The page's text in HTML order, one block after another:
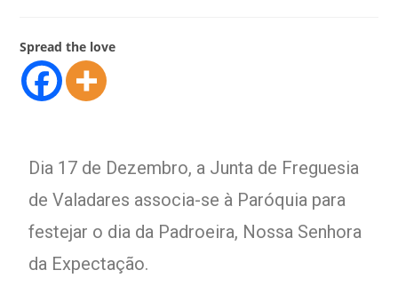
Spread the love
Dia 17 de Dezembro, a Junta de Freguesia
de Valadares associa-se à Paróquia para
festejar o dia da Padroeira, Nossa Senhora
da Expectação.